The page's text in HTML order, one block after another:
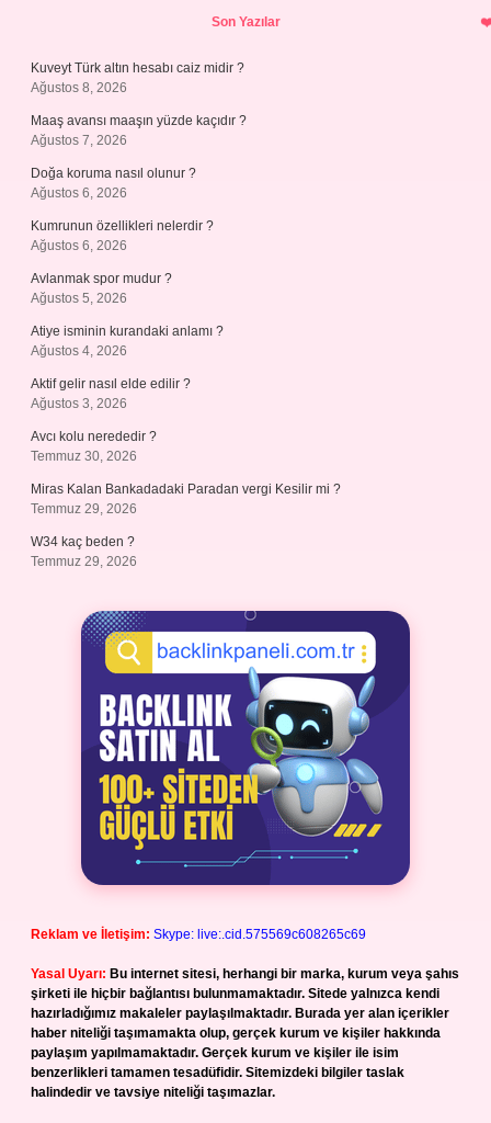
Son Yazılar
Kuveyt Türk altın hesabı caiz midir ?
Ağustos 8, 2026
Maaş avansı maaşın yüzde kaçıdır ?
Ağustos 7, 2026
Doğa koruma nasıl olunur ?
Ağustos 6, 2026
Kumrunun özellikleri nelerdir ?
Ağustos 6, 2026
Avlanmak spor mudur ?
Ağustos 5, 2026
Atiye isminin kurandaki anlamı ?
Ağustos 4, 2026
Aktif gelir nasıl elde edilir ?
Ağustos 3, 2026
Avcı kolu nerededir ?
Temmuz 30, 2026
Miras Kalan Bankadadaki Paradan vergi Kesilir mi ?
Temmuz 29, 2026
W34 kaç beden ?
Temmuz 29, 2026
Reklam ve İletişim: Skype: live:.cid.575569c608265c69
Yasal Uyarı: Bu internet sitesi, herhangi bir marka, kurum veya şahıs
şirketi ile hiçbir bağlantısı bulunmamaktadır. Sitede yalnızca kendi
hazırladığımız makaleler paylaşılmaktadır. Burada yer alan içerikler
haber niteliği taşımamakta olup, gerçek kurum ve kişiler hakkında
paylaşım yapılmamaktadır. Gerçek kurum ve kişiler ile isim
benzerlikleri tamamen tesadüfidir. Sitemizdeki bilgiler taslak
halindedir ve tavsiye niteliği taşımazlar.